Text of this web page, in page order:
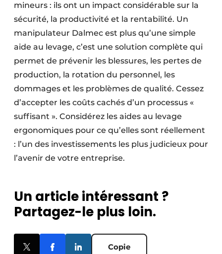
mineurs : ils ont un impact considérable sur la
sécurité, la productivité et la rentabilité. Un
manipulateur Dalmec est plus qu’une simple
aide au levage, c’est une solution complète qui
permet de prévenir les blessures, les pertes de
production, la rotation du personnel, les
dommages et les problèmes de qualité. Cessez
d’accepter les coûts cachés d’un processus «
suffisant ». Considérez les aides au levage
ergonomiques pour ce qu’elles sont réellement
: l’un des investissements les plus judicieux pour
l’avenir de votre entreprise.
Un article intéressant ?
Partagez-le plus loin.
Copie